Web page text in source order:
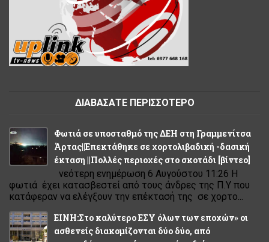
ΔΙΑΒΑΣΑΤΕ ΠΕΡΙΣΣΟΤΕΡΟ
Φωτιά σε υποσταθμό της ΔΕΗ στη Γραμμενίτσα
Άρτας||Επεκτάθηκε σε χορτολιβαδική -δασική
έκταση ||Πολλές περιοχές στο σκοτάδι [βίντεο]
νεότερη ενημέρωση 6 Αυγούστου 11:26 Η
φωτιά έχει κατασβεστεί από τους άνδρες της Π.Υ που
κατάφεραν να ελέγξουν την επέκτασή της σε χορτο...
ΕΙΝΗ:Στο καλύτερο ΕΣΥ όλων των εποχών» οι
ασθενείς διακομίζονται δύο δύο, από